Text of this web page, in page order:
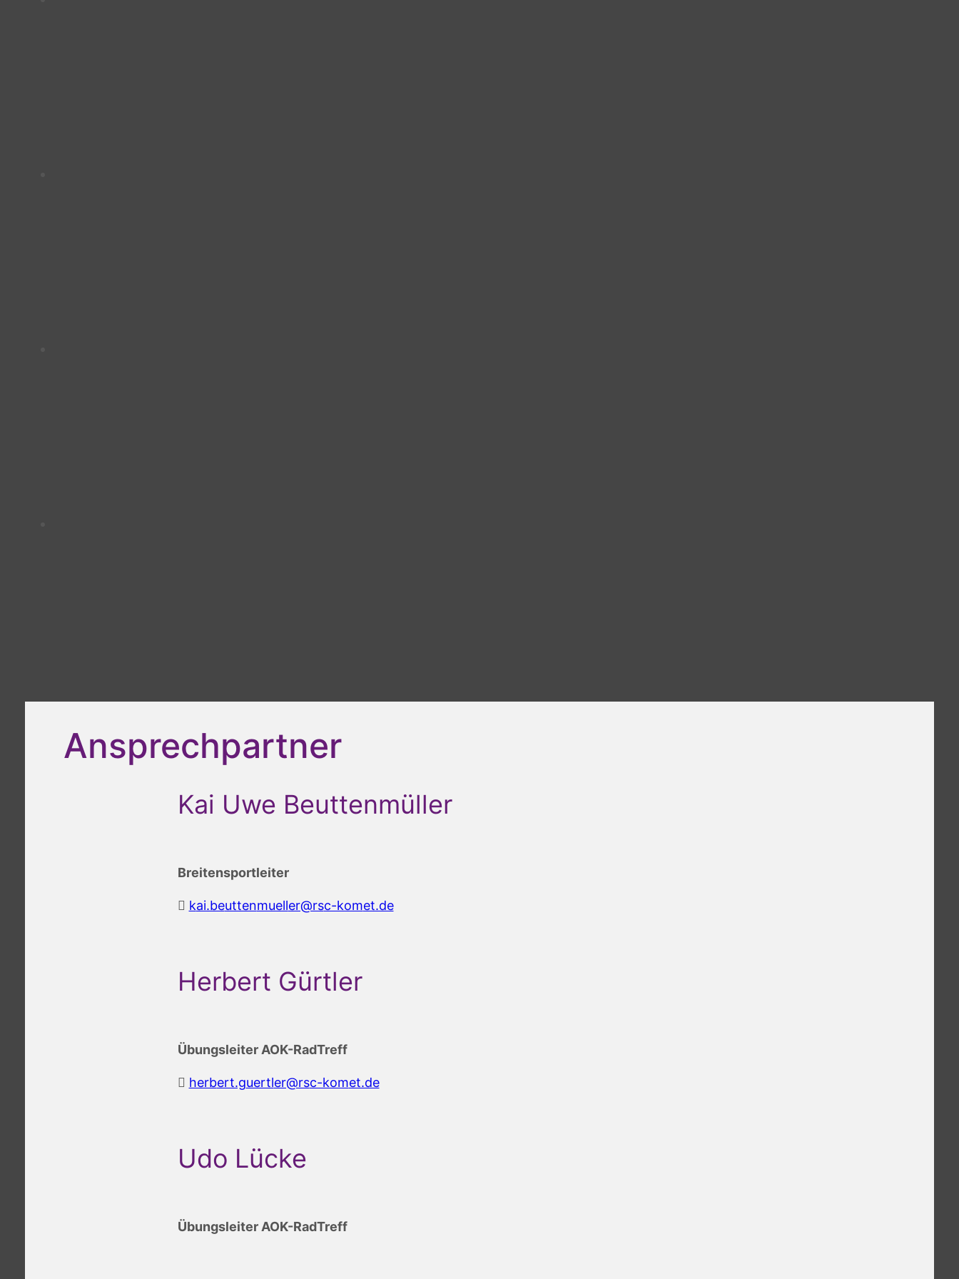
Ansprechpartner
Kai Uwe Beuttenmüller
Breitensportleiter
ed.te
mok-c
sr@re
lleum
nettu
eb.ia
k
Herbert Gürtler
Übungsleiter AOK-RadTreff
ed.te
mok-c
sr@re
ltreu
g.tre
breh
Udo Lücke
Übungsleiter AOK-RadTreff